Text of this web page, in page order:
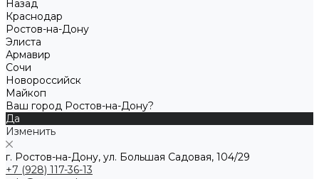
Назад
Краснодар
Ростов-на-Дону
Элиста
Армавир
Сочи
Новороссийск
Майкоп
Ваш город Ростов-на-Дону?
Да
Изменить
г. Ростов-на-Дону, ул. Большая Садовая, 104/29
+7 (928) 117-36-13